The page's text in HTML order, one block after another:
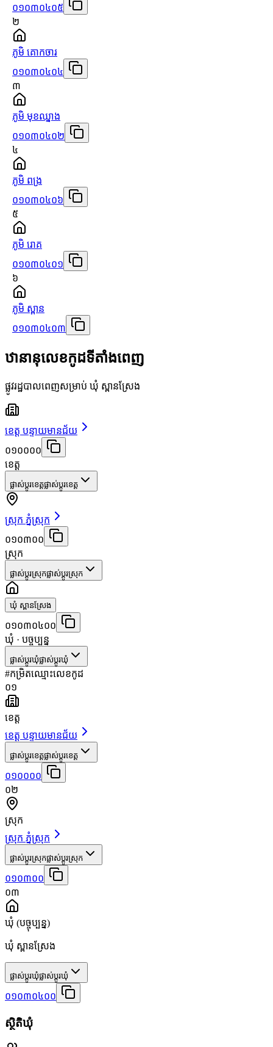
០១០៣០៤០៥
២
ភូមិ គោកចារ
០១០៣០៤០៤
៣
ភូមិ មុខឈ្នាង
០១០៣០៤០២
៤
ភូមិ ពង្រ
០១០៣០៤០៦
៥
ភូមិ រោគ
០១០៣០៤០១
៦
ភូមិ ស្ពាន
០១០៣០៤០៣
ឋានានុលេខកូដទីតាំងពេញ
ផ្លូវរដ្ឋបាលពេញសម្រាប់ ឃុំ ស្ពានស្រែង
ខេត្ត បន្ទាយមានជ័យ
០១០០០០
ខេត្ត
ផ្លាស់ប្តូរខេត្តផ្លាស់ប្តូរខេត្ត
ស្រុក ភ្នំស្រុក
០១០៣០០
ស្រុក
ផ្លាស់ប្តូរស្រុកផ្លាស់ប្តូរស្រុក
ឃុំ ស្ពានស្រែង
០១០៣០៤០០
ឃុំ · បច្ចុប្បន្ន
ផ្លាស់ប្តូរឃុំផ្លាស់ប្តូរឃុំ
#កម្រិតឈ្មោះលេខកូដ
០១
ខេត្ត
ខេត្ត បន្ទាយមានជ័យ
ផ្លាស់ប្តូរខេត្តផ្លាស់ប្តូរខេត្ត
០១០០០០
០២
ស្រុក
ស្រុក ភ្នំស្រុក
ផ្លាស់ប្តូរស្រុកផ្លាស់ប្តូរស្រុក
០១០៣០០
០៣
ឃុំ (បច្ចុប្បន្ន)
ឃុំ ស្ពានស្រែង
ផ្លាស់ប្តូរឃុំផ្លាស់ប្តូរឃុំ
០១០៣០៤០០
ស្ថិតិឃុំ